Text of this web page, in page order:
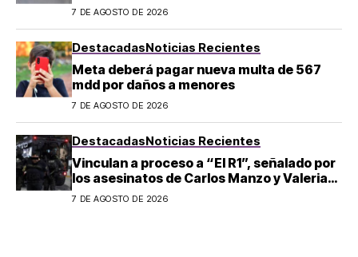
7 DE AGOSTO DE 2026
DestacadasNoticias Recientes
Meta deberá pagar nueva multa de 567
mdd por daños a menores
7 DE AGOSTO DE 2026
DestacadasNoticias Recientes
Vinculan a proceso a “El R1”, señalado por
los asesinatos de Carlos Manzo y Valeria
Márquez
7 DE AGOSTO DE 2026